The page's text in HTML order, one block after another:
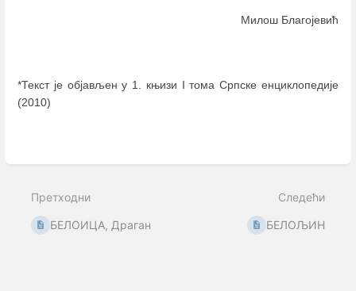
Милош Благојевић
*Текст је објављен у 1. књизи I тома Српске енциклопедије
(2010)
select
Претходни
БЕЛОИЦА, Драган
Следећи
БЕЛОЉИН